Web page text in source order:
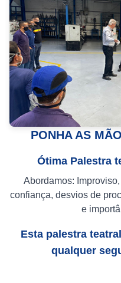
PONHA AS
Ótima Palestra
Abordamos:
confiança, desvios de
e
Esta palestra
qualquer